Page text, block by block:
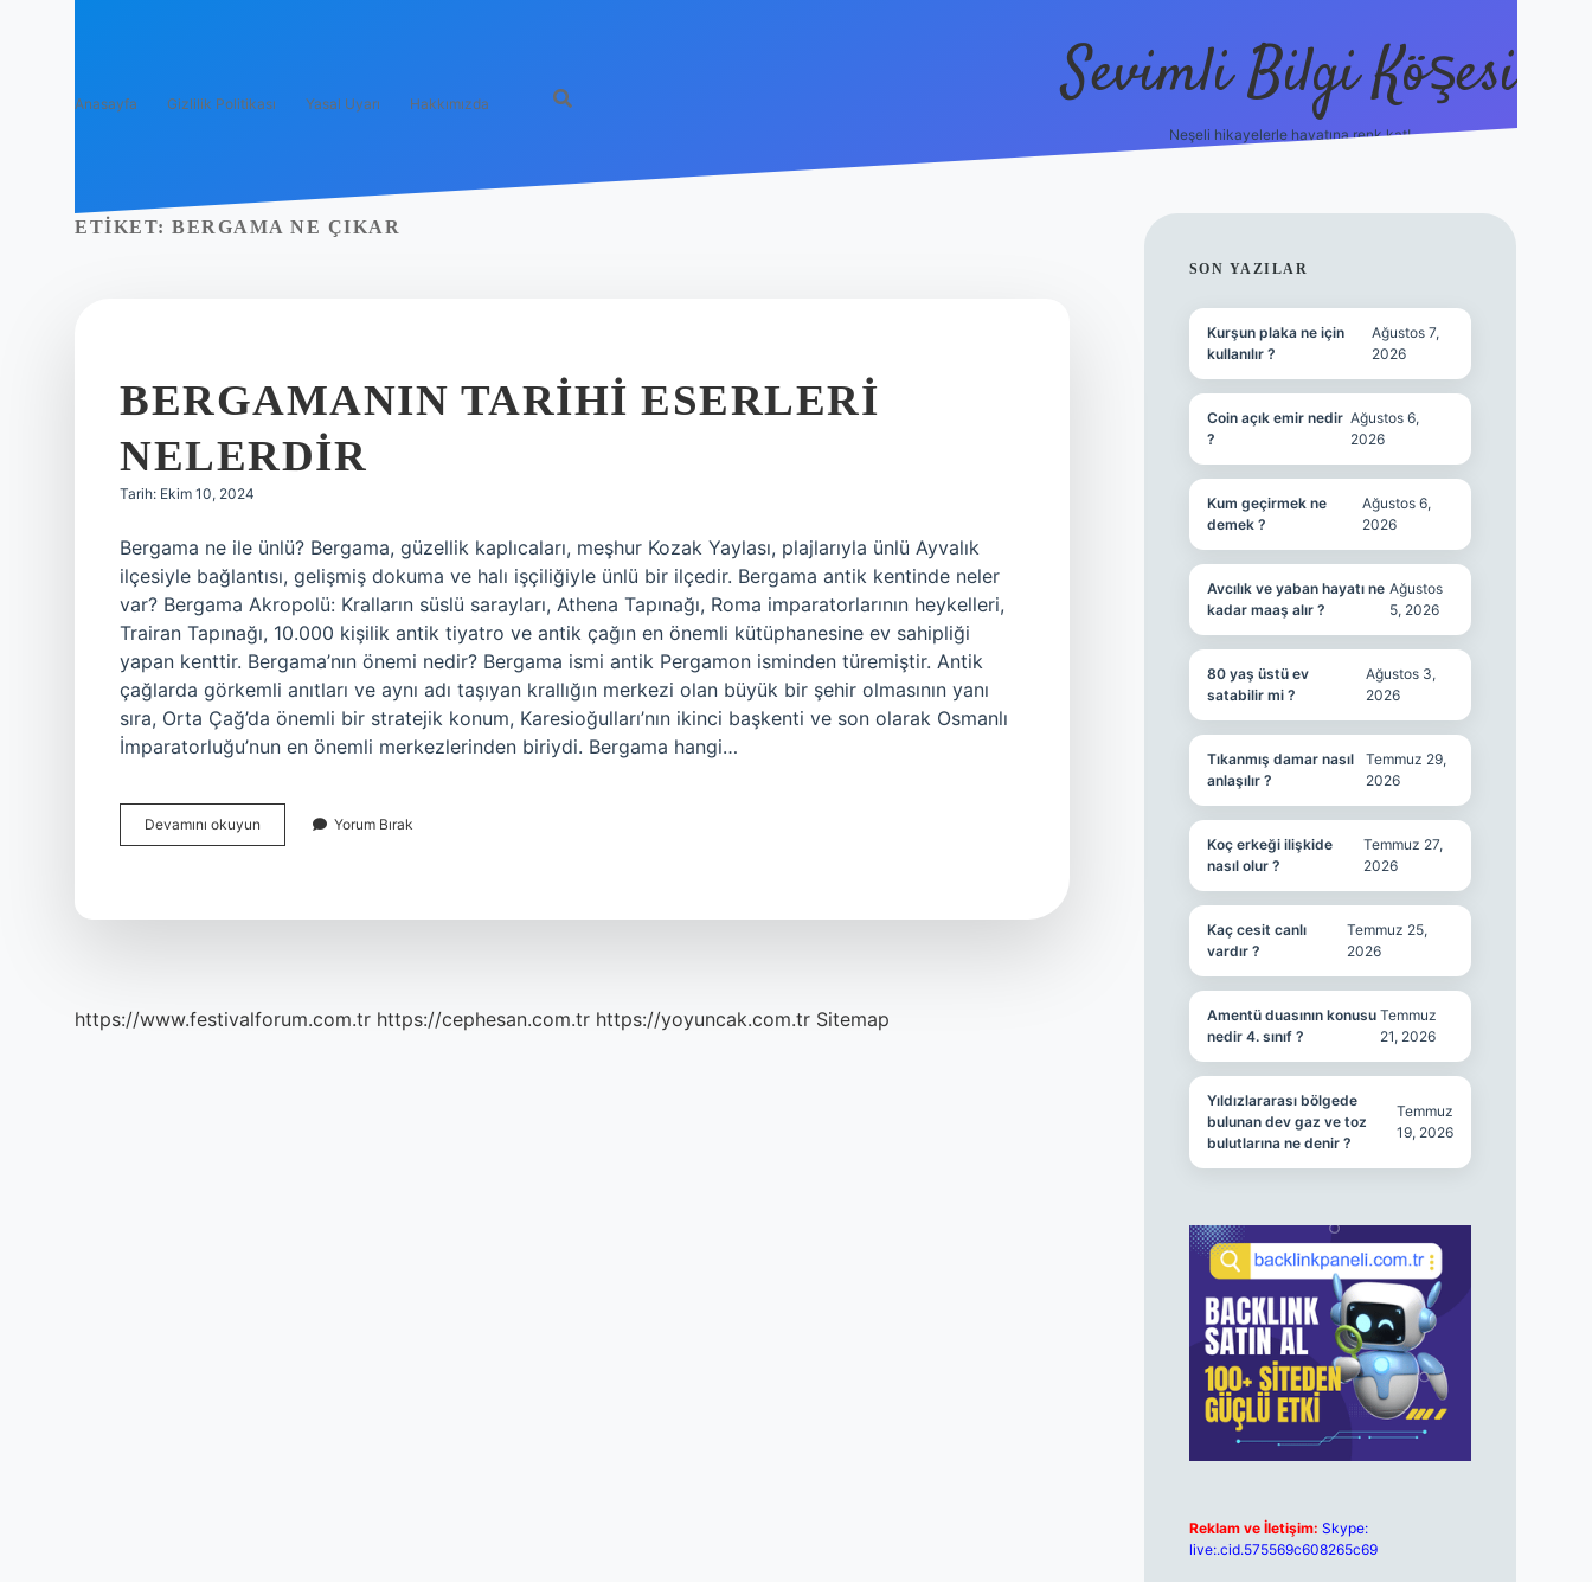
Anasayfa Gizlilik Politikası Yasal Uyarı Hakkımızda Sevimli Bilgi Köşesi
Neşeli hikayelerle hayatına renk kat!
ETIKET: BERGAMA NE ÇIKAR
BERGAMANIN TARIHI ESERLERI
NELERDIR
Tarih: Ekim 10, 2024
Bergama ne ile ünlü? Bergama, güzellik kaplıcaları, meşhur Kozak Yaylası, plajlarıyla ünlü Ayvalık
ilçesiyle bağlantısı, gelişmiş dokuma ve halı işçiliğiyle ünlü bir ilçedir. Bergama antik kentinde neler
var? Bergama Akropolü: Kralların süslü sarayları, Athena Tapınağı, Roma imparatorlarının heykelleri,
Trairan Tapınağı, 10.000 kişilik antik tiyatro ve antik çağın en önemli kütüphanesine ev sahipliği
yapan kenttir. Bergama’nın önemi nedir? Bergama ismi antik Pergamon isminden türemiştir. Antik
çağlarda görkemli anıtları ve aynı adı taşıyan krallığın merkezi olan büyük bir şehir olmasının yanı
sıra, Orta Çağ’da önemli bir stratejik konum, Karesioğulları’nın ikinci başkenti ve son olarak Osmanlı
İmparatorluğu’nun en önemli merkezlerinden biriydi. Bergama hangi…
Devamını okuyun Bergamanın
Tarihi
Yorum Bırak
https://www.festivalforum.com.tr https://cephesan.com.tr https://yoyuncak.com.tr Sitemap
SIDEBAR
SON YAZILAR
Kurşun plaka ne için
kullanılır ?
Ağustos 7,
2026
Coin açık emir nedir
?
Ağustos 6,
2026
Kum geçirmek ne
demek ?
Ağustos 6,
2026
Avcılık ve yaban hayatı ne
kadar maaş alır ?
Ağustos
5, 2026
80 yaş üstü ev
satabilir mi ?
Ağustos 3,
2026
Tıkanmış damar nasıl
anlaşılır ?
Temmuz 29,
2026
Koç erkeği ilişkide
nasıl olur ?
Temmuz 27,
2026
Kaç cesit canlı
vardır ?
Temmuz 25,
2026
Amentü duasının konusu
nedir 4. sınıf ?
Temmuz
21, 2026
Yıldızlararası bölgede
bulunan dev gaz ve toz
bulutlarına ne denir ?
Temmuz
19, 2026
Reklam ve İletişim: Skype:
live:.cid.575569c608265c69
hiltonbet güncel giriş